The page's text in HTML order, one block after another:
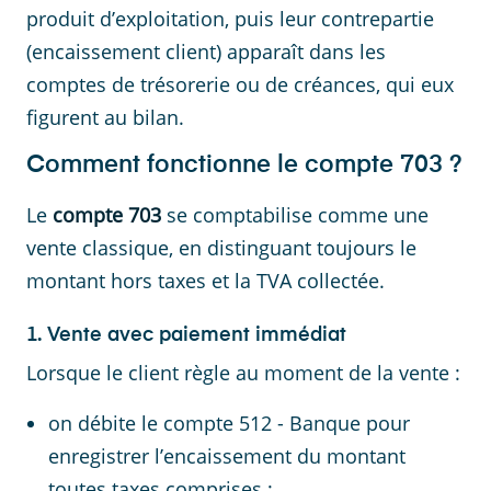
produit d’exploitation, puis leur contrepartie
(encaissement client) apparaît dans les
comptes de trésorerie ou de créances, qui eux
figurent au bilan.
Comment fonctionne le compte 703 ?
Le compte 703 se comptabilise comme une
vente classique, en distinguant toujours le
montant hors taxes et la TVA collectée.
1. Vente avec paiement immédiat
Lorsque le client règle au moment de la vente :
on débite le compte 512 - Banque pour
enregistrer l’encaissement du montant